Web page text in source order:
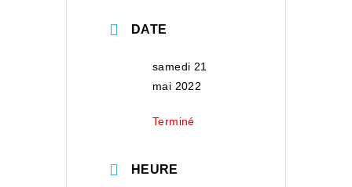
DATE
samedi 21
mai 2022
Terminé
HEURE